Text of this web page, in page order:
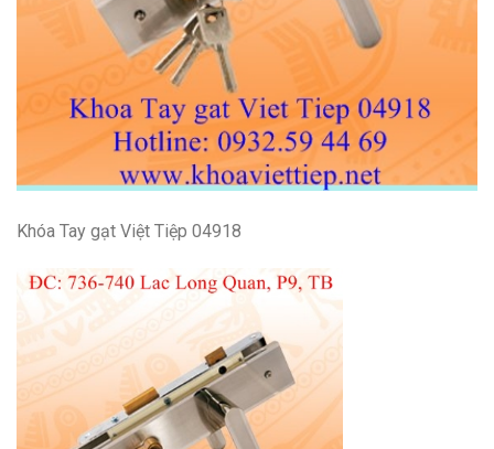
Khóa Tay gạt Việt Tiệp 04918